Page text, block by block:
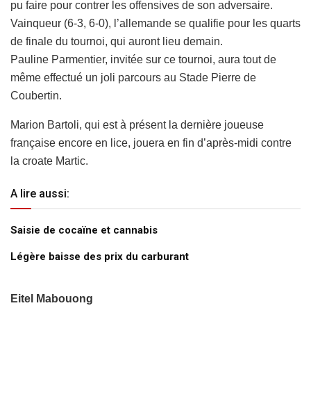
pu faire pour contrer les offensives de son adversaire.
Vainqueur (6-3, 6-0), l’allemande se qualifie pour les quarts
de finale du tournoi, qui auront lieu demain.
Pauline Parmentier, invitée sur ce tournoi, aura tout de
même effectué un joli parcours au Stade Pierre de
Coubertin.
Marion Bartoli, qui est à présent la dernière joueuse
française encore en lice, jouera en fin d’après-midi contre
la croate Martic.
A lire aussi:
Saisie de cocaïne et cannabis
Légère baisse des prix du carburant
Eitel Mabouong